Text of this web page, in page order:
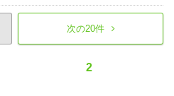
次の20件
2